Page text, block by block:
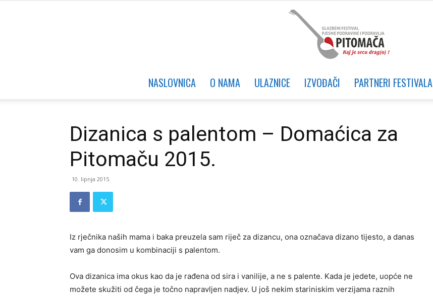
Podravine
NASLOVNICA O NAMA ULAZNICE IZVOĐAČI PARTNERI FESTIVALA
Dizanica s palentom – Domaćica za
Pitomaču 2015.
10. lipnja 2015.
Iz rječnika naših mama i baka preuzela sam riječ za dizancu, ona označava dizano tijesto, a danas
vam ga donosim u kombinaciji s palentom.
Ova dizanica ima okus kao da je rađena od sira i vanilije, a ne s palente. Kada je jedete, uopće ne
možete skužiti od čega je točno napravljen nadjev. U još nekim stariniskim verzijama raznih